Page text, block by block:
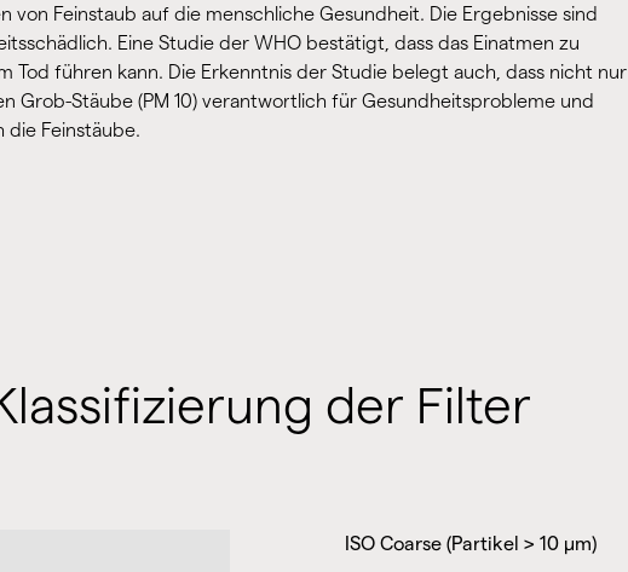
Feinstaub auf die menschliche Gesundheit. Die Ergebnisse sind
Eine Studie der WHO bestätigt, dass das Einatmen zu
Tod führen kann. Die Erkenntnis der Studie belegt auch, dass nicht nur
Grob-Stäube (PM 10) verantwortlich für Gesundheitsprobleme und
Feinstäube.
der Filter
ISO Coarse (Partikel > 10 μm)